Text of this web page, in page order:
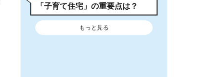
「子育て住宅」の重要点は？
もっと見る